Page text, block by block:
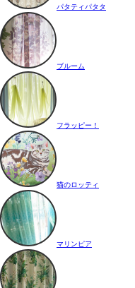
パタティパタタ
ブルーム
フラッピー！
猫のロッティ
マリンピア